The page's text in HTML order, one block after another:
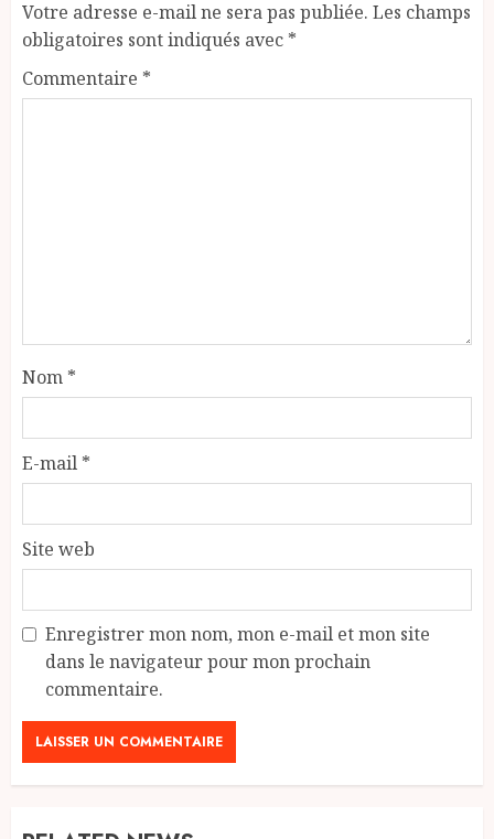
Votre adresse e-mail ne sera pas publiée. Les champs
obligatoires sont indiqués avec *
Commentaire *
Nom *
E-mail *
Site web
Enregistrer mon nom, mon e-mail et mon site
dans le navigateur pour mon prochain
commentaire.